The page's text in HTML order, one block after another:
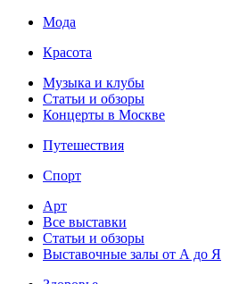
Мода
Красота
Музыка и клубы
Статьи и обзоры
Концерты в Москве
Путешествия
Спорт
Арт
Все выставки
Статьи и обзоры
Выставочные залы от А до Я